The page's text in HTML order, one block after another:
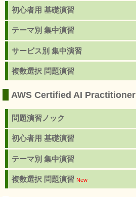
初心者用 基礎演習
テーマ別 集中演習
サービス別 集中演習
複数選択 問題演習
AWS Certified AI Practitioner
問題演習ノック
初心者用 基礎演習
テーマ別 集中演習
複数選択 問題演習 New